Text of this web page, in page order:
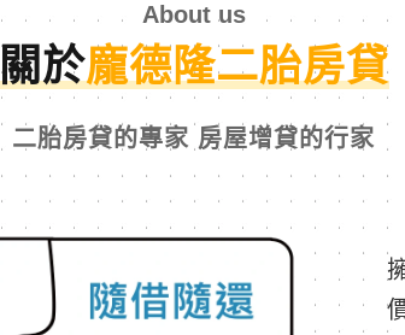
About us
關於龐德隆二胎房貸
二胎房貸的專家 房屋增貸的行家